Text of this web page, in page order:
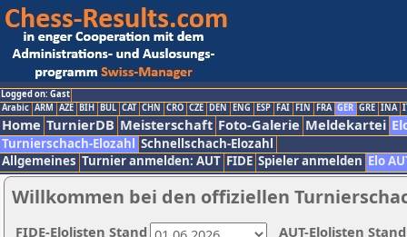
Logged on: Gast
Arabic ARM AZE BIH BUL CAT CHN CRO CZE DEN ENG ESP FAI FIN FRA GER GRE INA
Home TurnierDB Meisterschaft Foto-Galerie Meldekartei
Turnierschach-Elozahl Schnellschach-Elozahl
Allgemeines Turnier anmelden: AUT FIDE Spieler anmelden Elo
Willkommen bei den offiziellen
AUT-Elolisten
FIDE-Elolisten Stand